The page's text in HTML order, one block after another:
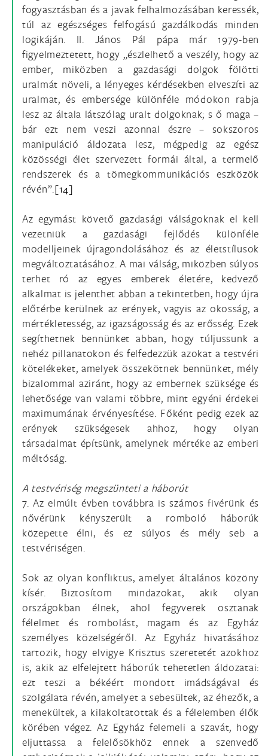
fogyasztásban és a javak felhalmozásában keressék,
túl az egészséges felfogású gazdálkodás minden
logikáján. II. János Pál pápa már 1979-ben
figyelmeztetett, hogy „észlelhető a veszély, hogy az
ember, miközben a gazdasági dolgok fölötti
uralmát növeli, a lényeges kérdésekben elveszíti az
uralmat, és embersége különféle módokon rabja
lesz az általa látszólag uralt dolgoknak; s ő maga –
bár ezt nem veszi azonnal észre – sokszoros
manipuláció áldozata lesz, mégpedig az egész
közösségi élet szervezett formái által, a termelő
rendszerek és a tömegkommunikációs eszközök
révén”.[14]
Az egymást követő gazdasági válságoknak el kell
vezetniük a gazdasági fejlődés különféle
modelljeinek újragondolásához és az életstílusok
megváltoztatásához. A mai válság, miközben súlyos
terhet ró az egyes emberek életére, kedvező
alkalmat is jelenthet abban a tekintetben, hogy újra
előtérbe kerülnek az erények, vagyis az okosság, a
mértékletesség, az igazságosság és az erősség. Ezek
segíthetnek bennünket abban, hogy túljussunk a
nehéz pillanatokon és felfedezzük azokat a testvéri
kötelékeket, amelyek összekötnek bennünket, mély
bizalommal aziránt, hogy az embernek szüksége és
lehetősége van valami többre, mint egyéni érdekei
maximumának érvényesítése. Főként pedig ezek az
erények szükségesek ahhoz, hogy olyan
társadalmat építsünk, amelynek mértéke az emberi
méltóság.
A testvériség megszünteti a háborút
7. Az elmúlt évben továbbra is számos fivérünk és
nővérünk kényszerült a romboló háborúk
közepette élni, és ez súlyos és mély seb a
testvériségen.
Sok az olyan konfliktus, amelyet általános közöny
kísér. Biztosítom mindazokat, akik olyan
országokban élnek, ahol fegyverek osztanak
félelmet és rombolást, magam és az Egyház
személyes közelségéről. Az Egyház hivatásához
tartozik, hogy elvigye Krisztus szeretetét azokhoz
is, akik az elfelejtett háborúk tehetetlen áldozatai:
ezt teszi a békéért mondott imádságával és
szolgálata révén, amelyet a sebesültek, az éhezők, a
menekültek, a kilakoltatottak és a félelemben élők
körében végez. Az Egyház felemeli a szavát, hogy
eljuttassa a felelősökhöz ennek a szenvedő